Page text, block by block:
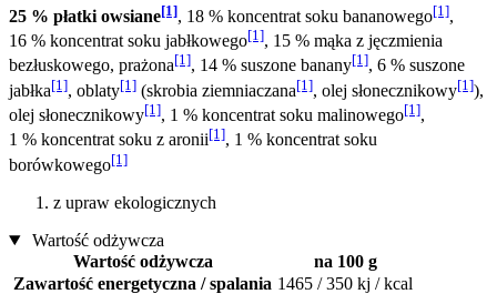
25 % płatki owsiane[1], 18 % koncentrat soku bananowego[1],
16 % koncentrat soku jabłkowego[1], 15 % mąka z jęczmienia
bezłuskowego, prażona[1], 14 % suszone banany[1], 6 % suszone
jabłka[1], oblaty[1] (skrobia ziemniaczana[1], olej słonecznikowy[1]),
olej słonecznikowy[1], 1 % koncentrat soku malinowego[1],
1 % koncentrat soku z aronii[1], 1 % koncentrat soku
borówkowego[1]
z upraw ekologicznych
Wartość odżywcza
Wartość odżywcza
na 100 g
Zawartość energetyczna / spalania 1465 / 350 kj / kcal